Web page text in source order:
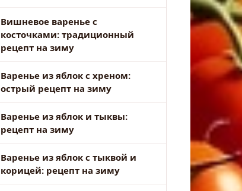
Вишневое варенье с
косточками: традиционный
рецепт на зиму
Варенье из яблок с хреном:
острый рецепт на зиму
Варенье из яблок и тыквы:
рецепт на зиму
Варенье из яблок с тыквой и
корицей: рецепт на зиму